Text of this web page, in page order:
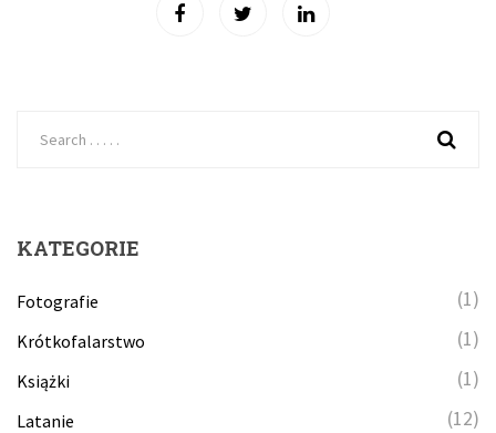
KATEGORIE
Fotografie (1)
Krótkofalarstwo (1)
Książki (1)
Latanie (12)